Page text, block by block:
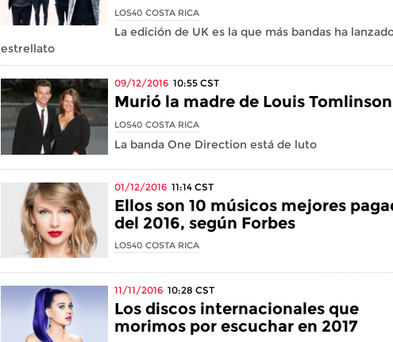
LOS40 COSTA RICA
La edición de UK es la que más bandas ha
estrellato
09/12/2016 10:55 CST
Murió la madre de Louis Tomlinson
LOS40 COSTA RICA
La banda One Direction está de luto
01/12/2016 11:14 CST
Ellos son 10 músicos mejores
del 2016, según Forbes
LOS40 COSTA RICA
11/11/2016 10:28 CST
Los discos internacionales que
morimos por escuchar en 2017